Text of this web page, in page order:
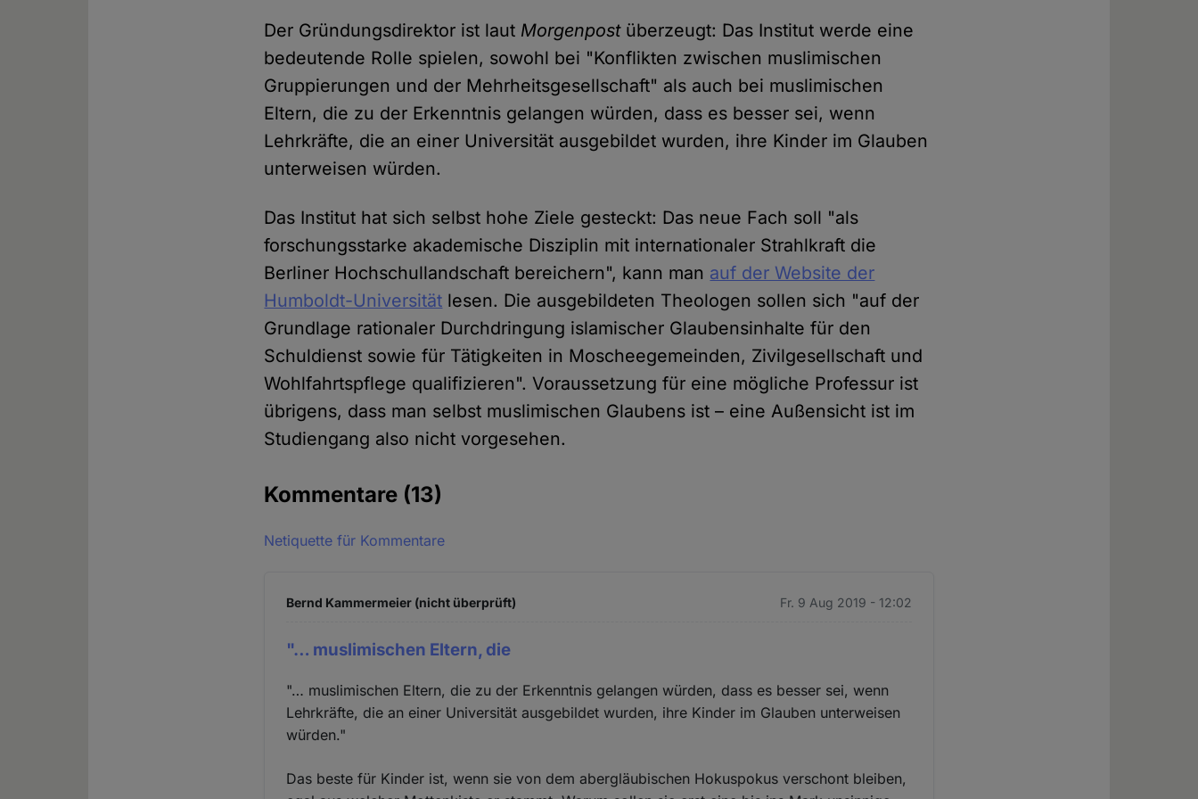
Der Gründungsdirektor ist laut Morgenpostüberzeugt: Das Institut werde eine
bedeutende Rolle spielen, sowohl bei "Konflikten zwischen muslimischen
Gruppierungen und der Mehrheitsgesellschaft" als auch bei muslimischen
Eltern, die zu der Erkenntnis gelangen würden, dass es besser sei, wenn
Lehrkräfte, die an einer Universität ausgebildet wurden, ihre Kinder im Glauben
unterweisen würden.
Das Institut hat sich selbst hohe Ziele gesteckt: Das neue Fach soll "als
forschungsstarke akademische Disziplin mit internationaler Strahlkraft die
Berliner Hochschullandschaft bereichern", kann man auf der Website der
Humboldt-Universität lesen. Die ausgebildeten Theologen sollen sich "auf der
Grundlage rationaler Durchdringung islamischer Glaubensinhalte für den
Schuldienst sowie für Tätigkeiten in Moscheegemeinden, Zivilgesellschaft und
Wohlfahrtspflege qualifizieren". Voraussetzung für eine mögliche Professur ist
übrigens, dass man selbst muslimischen Glaubens ist – eine Außensicht ist im
Studiengang also nicht vorgesehen.
Kommentare (13)
Netiquette für Kommentare
Bernd Kammermeier (nicht überprüft) Fr. 9 Aug 2019 - 12:02
"… muslimischen Eltern, die
"… muslimischen Eltern, die zu der Erkenntnis gelangen würden, dass es besser sei, wenn
Lehrkräfte, die an einer Universität ausgebildet wurden, ihre Kinder im Glauben unterweisen
würden."
Das beste für Kinder ist, wenn sie von dem abergläubischen Hokuspokus verschont bleiben,